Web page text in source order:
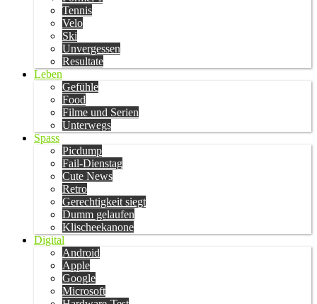
Tennis
Velo
Ski
Unvergessen
Resultate
Leben
Gefühle
Food
Filme und Serien
Unterwegs
Spass
Picdump
Fail-Dienstag
Cute News
Retro
Gerechtigkeit siegt
Dumm gelaufen
Klischeekanone
Digital
Android
Apple
Google
Microsoft